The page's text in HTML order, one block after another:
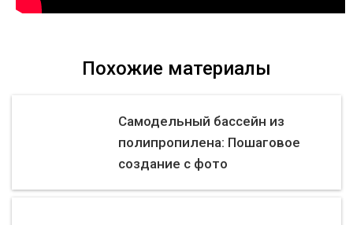
Похожие материалы
Самодельный бассейн из
полипропилена: Пошаговое
создание с фото